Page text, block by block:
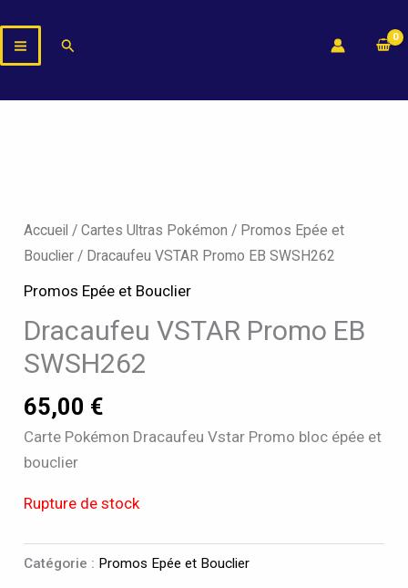
au
contenu
Rechercher
Accueil /Cartes Ultras Pokémon / Promos Epée et
Bouclier / Dracaufeu VSTAR Promo EB SWSH262
Promos Epée et Bouclier
Dracaufeu VSTAR Promo EB
SWSH262
65,00 €
Carte Pokémon Dracaufeu Vstar Promo bloc épée et
bouclier
Rupture de stock
Catégorie : Promos Epée et Bouclier